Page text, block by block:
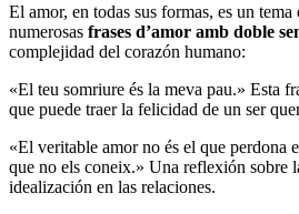
El amor, en todas sus formas, es un
numerosas frases d’amor amb doble
complejidad del corazón humano:
«El teu somriure és la meva pau.» Esta
que puede traer la felicidad de un ser
«El veritable amor no és el que perdona
que no els coneix.» Una reflexión sobre
idealización en las relaciones.